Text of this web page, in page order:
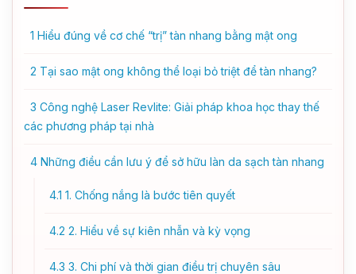
1 Hiểu đúng về cơ chế “trị” tàn nhang bằng mật ong
2 Tại sao mật ong không thể loại bỏ triệt để tàn nhang?
3 Công nghệ Laser Revlite: Giải pháp khoa học thay thế
các phương pháp tại nhà
4 Những điều cần lưu ý để sở hữu làn da sạch tàn nhang
4.1 1. Chống nắng là bước tiên quyết
4.2 2. Hiểu về sự kiên nhẫn và kỳ vọng
4.3 3. Chi phí và thời gian điều trị chuyên sâu